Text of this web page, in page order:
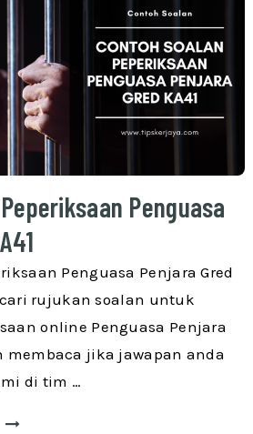
Penguasa
Penguasa Penjara Gred
cari rujukan soalan untuk
online Penguasa Penjara
membaca jika jawapan anda
di tim …